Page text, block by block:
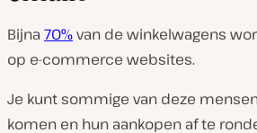
Bijna 70%van de winkelwagens
op e-commerce websites.
Je kunt sommige van deze
komen en hun aankopen af ​​te